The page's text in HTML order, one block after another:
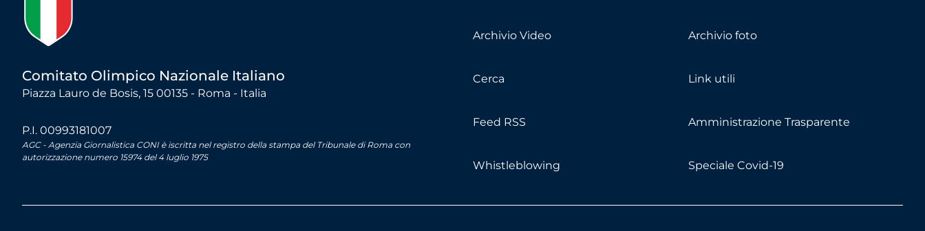
Comitato Olimpico Nazionale Italiano
Piazza Lauro de Bosis, 15 00135 - Roma - Italia
P.I. 00993181007
AGC - Agenzia Giornalistica CONI è iscritta nel registro della stampa del Tribunale di Roma con
autorizzazione numero 15974 del 4 luglio 1975
Archivio Video Archivio foto
Cerca Link utili
Feed RSS Amministrazione Trasparente
Whistleblowing Speciale Covid-19